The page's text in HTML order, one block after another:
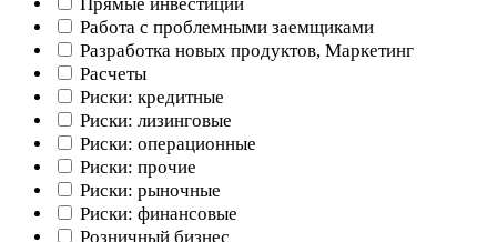
Работа с проблемными заемщиками
Разработка новых продуктов, Маркетинг
Расчеты
Риски: кредитные
Риски: лизинговые
Риски: операционные
Риски: прочие
Риски: рыночные
Риски: финансовые
Розничный бизнес